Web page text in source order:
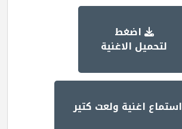
اضغط
لتحميل الاغنية
استماع اغنية ولعت كتير